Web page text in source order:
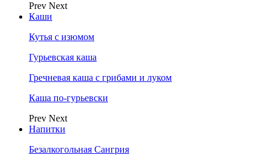
Prev Next
Каши
Кутья с изюмом
Гурьевская каша
Гречневая каша с грибами и луком
Каша по-гурьевски
Prev Next
Напитки
Безалкогольная Сангрия